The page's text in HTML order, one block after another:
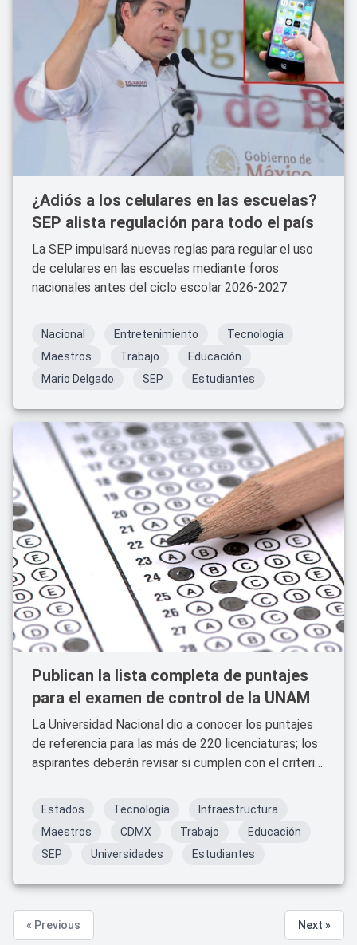
¿Adiós a los celulares en las escuelas?
SEP alista regulación para todo el país
La SEP impulsará nuevas reglas para regular el uso
de celulares en las escuelas mediante foros
nacionales antes del ciclo escolar 2026-2027.
Nacional Entretenimiento
Tecnología
Maestros
Trabajo
Educación
Mario Delgado
SEP Estudiantes
Publican la lista completa de puntajes
para el examen de control de la UNAM
La Universidad Nacional dio a conocer los puntajes
de referencia para las más de 220 licenciaturas; los
aspirantes deberán revisar si cumplen con el criterio
Estados Tecnología
Infraestructura
Maestros
CDMX Trabajo
Educación
SEP
Universidades Estudiantes
« Previous Next »